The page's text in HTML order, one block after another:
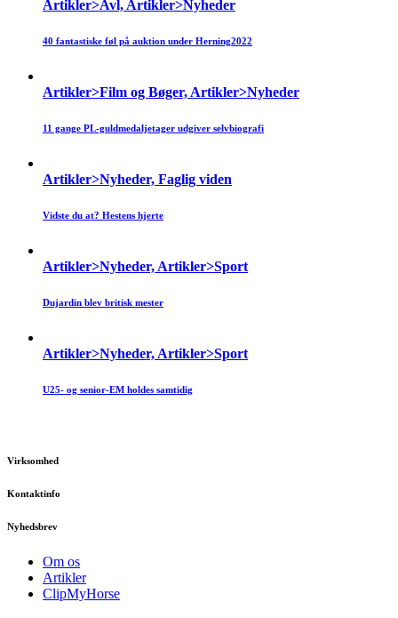
Artikler>Avl, Artikler>Nyheder
40 fantastiske føl på auktion under Herning2022
Artikler>Film og Bøger, Artikler>Nyheder
11 gange PL-guldmedaljetager udgiver selvbiografi
Artikler>Nyheder, Faglig viden
Vidste du at? Hestens hjerte
Artikler>Nyheder, Artikler>Sport
Dujardin blev britisk mester
Artikler>Nyheder, Artikler>Sport
U25- og senior-EM holdes samtidig
Virksomhed
Kontaktinfo
Nyhedsbrev
Om os
Artikler
ClipMyHorse